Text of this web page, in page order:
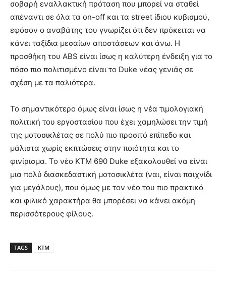
σοβαρή εναλλακτική πρόταση που μπορεί να σταθεί
απέναντι σε όλα τα on-off και τα street ίδιου κυβισμού,
εφόσον ο αναβάτης του γνωρίζει ότι δεν πρόκειται να
κάνει ταξίδια μεσαίων αποστάσεων και άνω. Η
προσθήκη του ABS είναι ίσως η καλύτερη ένδειξη για το
πόσο πιο πολιτισμένο είναι το Duke νέας γενιάς σε
σχέση με τα παλιότερα.
Το σημαντικότερο όμως είναι ίσως η νέα τιμολογιακή
πολιτική του εργοστασίου που έχει χαμηλώσει την τιμή
της μοτοσικλέτας σε πολύ πιο προσιτό επίπεδο και
μάλιστα χωρίς εκπτώσεις στην ποιότητα και το
φινίρισμα. Το νέο ΚΤΜ 690 Duke εξακολουθεί να είναι
μια πολύ διασκεδαστική μοτοσικλέτα (ναι, είναι παιχνίδι
για μεγάλους), που όμως με τον νέο του πιο πρακτικό
και φιλικό χαρακτήρα θα μπορέσει να κάνει ακόμη
περισσότερους φίλους.
TAGS KTM